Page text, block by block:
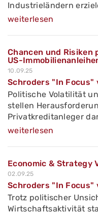
Industrieländern
weiterlesen
Chancen und Risiken
US-
10.09.25
Schroders "In Focus"
Politische Volatilität
stellen
Privatkreditanleger
weiterlesen
Economic & Strategy
02.09.25
Schroders "In Focus"
Trotz politischer
Wirtschaftsaktivität